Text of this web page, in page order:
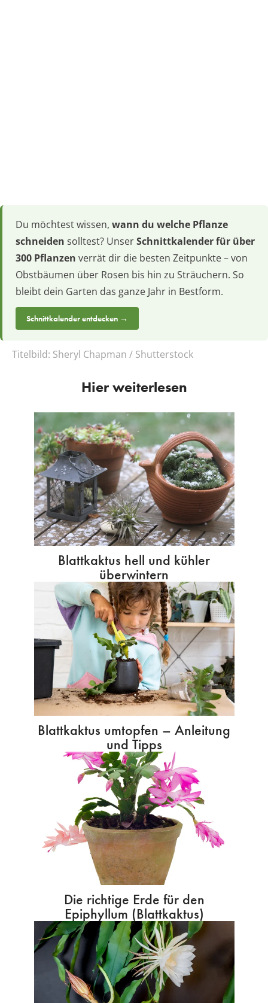
Du möchtest wissen, wann du welche Pflanze
schneiden solltest? UnserSchnittkalender für über
300 Pflanzen verrät dir die besten Zeitpunkte – von
Obstbäumen über Rosen bis hin zu Sträuchern. So
bleibt dein Garten das ganze Jahr in Bestform.
Schnittkalender entdecken →
Titelbild: Sheryl Chapman / Shutterstock
Hier weiterlesen
Blattkaktus hell und kühler
überwintern
Blattkaktus umtopfen – Anleitung
und Tipps
Die richtige Erde für den
Epiphyllum (Blattkaktus)